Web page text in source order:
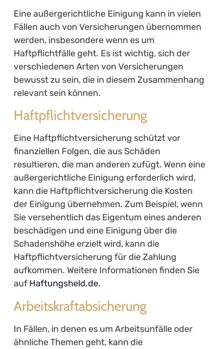
Eine außergerichtliche Einigung kann in vielen
Fällen auch von Versicherungen übernommen
werden, insbesondere wenn es um
Haftpflichtfälle geht. Es ist wichtig, sich der
verschiedenen Arten von Versicherungen
bewusst zu sein, die in diesem Zusammenhang
relevant sein können.
Haftpflichtversicherung
Eine Haftpflichtversicherung schützt vor
finanziellen Folgen, die aus Schäden
resultieren, die man anderen zufügt. Wenn eine
außergerichtliche Einigung erforderlich wird,
kann die Haftpflichtversicherung die Kosten
der Einigung übernehmen. Zum Beispiel, wenn
Sie versehentlich das Eigentum eines anderen
beschädigen und eine Einigung über die
Schadenshöhe erzielt wird, kann die
Haftpflichtversicherung für die Zahlung
aufkommen. Weitere Informationen finden Sie
auf Haftungsheld.de.
Arbeitskraftabsicherung
In Fällen, in denen es um Arbeitsunfälle oder
ähnliche Themen geht, kann die